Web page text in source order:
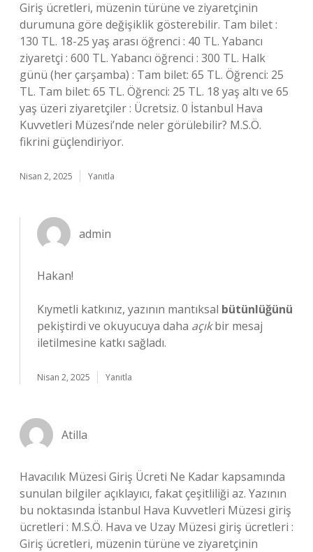
Giriş ücretleri, müzenin türüne ve ziyaretçinin
durumuna göre değişiklik gösterebilir. Tam bilet :
130 TL. 18-25 yaş arası öğrenci : 40 TL. Yabancı
ziyaretçi : 600 TL. Yabancı öğrenci : 300 TL. Halk
günü (her çarşamba) : Tam bilet: 65 TL. Öğrenci: 25
TL. Tam bilet: 65 TL. Öğrenci: 25 TL. 18 yaş altı ve 65
yaş üzeri ziyaretçiler : Ücretsiz. 0 İstanbul Hava
Kuvvetleri Müzesi’nde neler görülebilir? M.S.Ö.
fikrini güçlendiriyor.
Nisan 2, 2025 Yanıtla
admin
Hakan!
Kıymetli katkınız, yazının mantıksal bütünlüğünü
pekiştirdi ve okuyucuya daha açıkbir mesaj
iletilmesine katkı sağladı.
Nisan 2, 2025 Yanıtla
Atilla
Havacılık Müzesi Giriş Ücreti Ne Kadar kapsamında
sunulan bilgiler açıklayıcı, fakat çeşitliliği az. Yazının
bu noktasında İstanbul Hava Kuvvetleri Müzesi giriş
ücretleri : M.S.Ö. Hava ve Uzay Müzesi giriş ücretleri :
Giriş ücretleri, müzenin türüne ve ziyaretçinin